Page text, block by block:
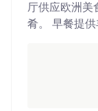
厅供应欧洲美
肴。 早餐提